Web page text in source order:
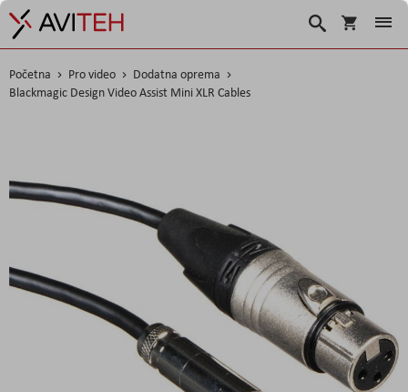
Košarica
Traži
Početna Pro video
Dodatna oprema
Blackmagic Design Video Assist Mini XLR Cables
of
the